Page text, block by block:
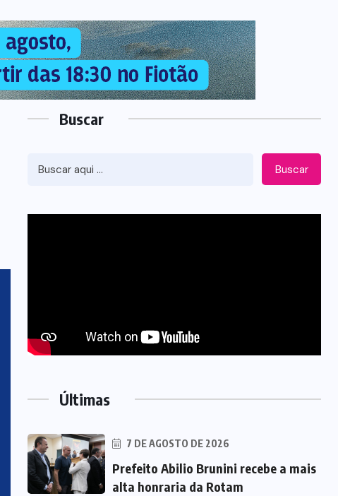
Buscar
Buscar
Últimas
7 DE AGOSTO DE 2026
Prefeito Abilio Brunini recebe a mais
alta honraria da Rotam